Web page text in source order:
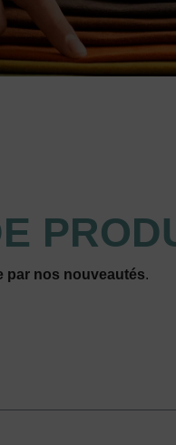
par nos nouveautés.